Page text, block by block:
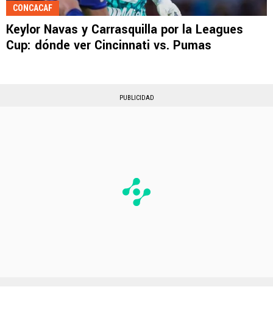
CONCACAF
Keylor Navas y Carrasquilla por la Leagues
Cup: dónde ver Cincinnati vs. Pumas
PUBLICIDAD